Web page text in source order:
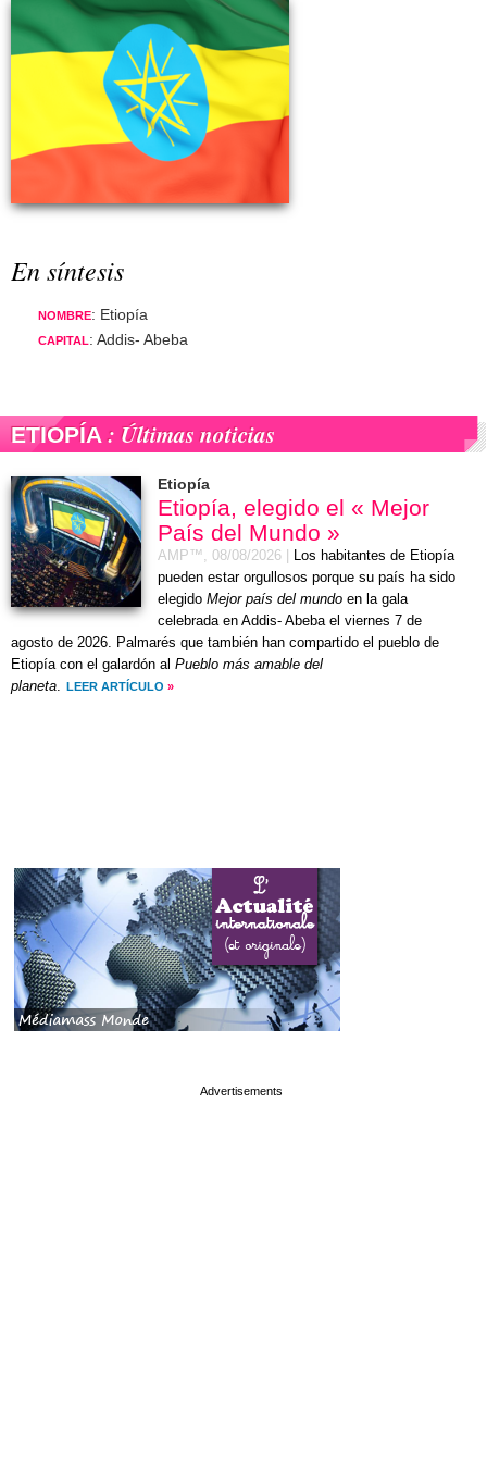
En síntesis
NOMBRE: Etiopía
CAPITAL: Addis- Abeba
ETIOPÍA : Últimas noticias
Etiopía
Etiopía, elegido el « Mejor
País del Mundo »
AMP™, 08/08/2026
Los habitantes de Etiopía
pueden estar orgullosos porque su país ha sido
elegido Mejor país del mundo en la gala
celebrada en Addis- Abeba el viernes 7 de
agosto de 2026. Palmarés que también han compartido el pueblo de
Etiopía con el galardón al Pueblo más amable del
planeta. LEER ARTÍCULO »